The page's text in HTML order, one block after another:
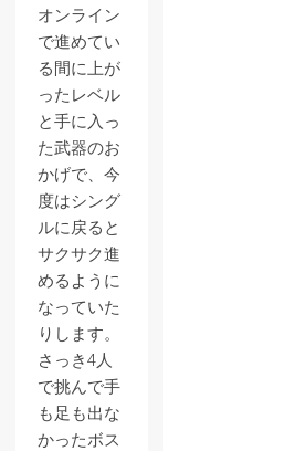
オンライン
で進めてい
る間に上が
ったレベル
と手に入っ
た武器のお
かげで、今
度はシング
ルに戻ると
サクサク進
めるように
なっていた
りします。
さっき4人
で挑んで手
も足も出な
かったボス